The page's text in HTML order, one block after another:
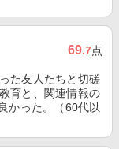
69.7点
た友人たちと切磋
育と、関連情報の
かった。（60代以